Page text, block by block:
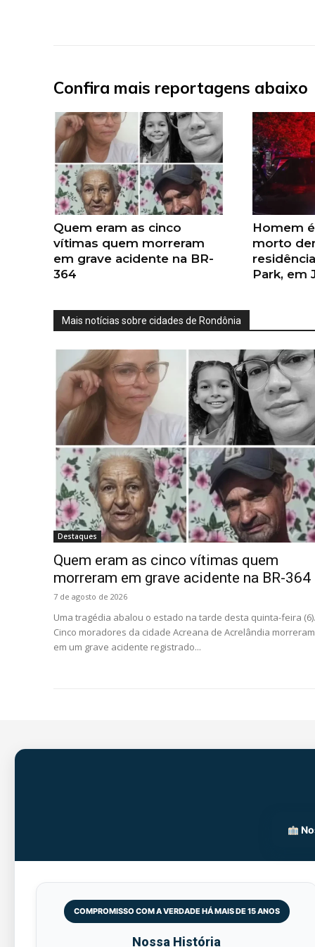
Confira mais reportagens abaixo
Quem eram as cinco
vítimas quem morreram
em grave acidente na BR-
364
Homem
morto
Park, em
Mais notícias sobre cidades de Rondônia
Destaques
Quem eram as cinco vítimas quem
morreram em grave acidente na BR-364
7 de agosto de 2026
Uma tragédia abalou o estado na tarde desta quinta-feira (6).
Cinco moradores da cidade Acreana de Acrelândia morreram
em um grave acidente registrado...
COMPROMISSO COM A VERDADE HÁ MAIS DE 15 ANOS
Nossa História